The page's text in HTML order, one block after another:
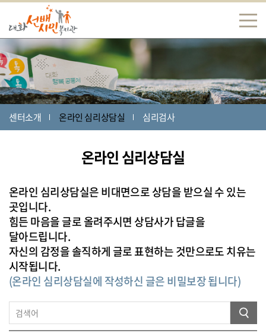
센터소개 온라인 심리상담실 심리검사
온라인 심리상담실
온라인 심리상담실은 비대면으로 상담을 받으실 수 있는
곳입니다.
힘든 마음을 글로 올려주시면 상담사가 답글을
달아드립니다.
자신의 감정을 솔직하게 글로 표현하는 것만으로도 치유는
시작됩니다.
(온라인 심리상담실에 작성하신 글은 비밀보장 됩니다)